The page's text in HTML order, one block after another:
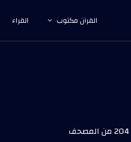
القرآن مكتوب القراء